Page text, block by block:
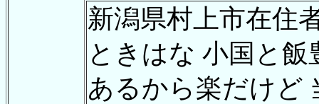
新潟県村上市在住
ときはな 小国と
あるから楽だけど